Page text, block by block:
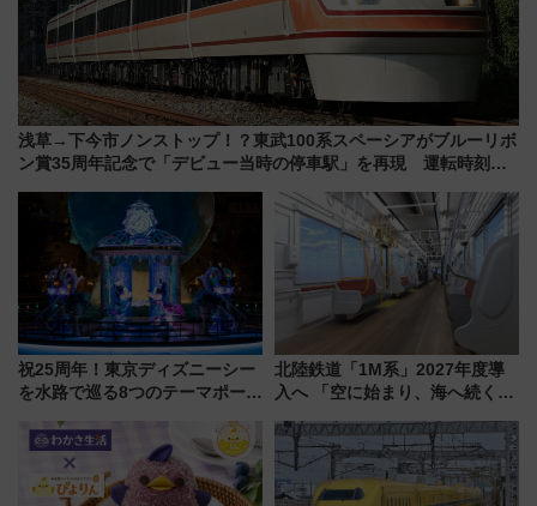
浅草→下今市ノンストップ！？東武100系スペーシアがブルーリボ
ン賞35周年記念で「デビュー当時の停車駅」を再現 運転時刻や
祝25周年！東京ディズニーシー
を水路で巡る8つのテーマポート
北陸鉄道「1M系」2027年度導
入へ 「空に始まり、海へ続く」
神秘的なデザイン